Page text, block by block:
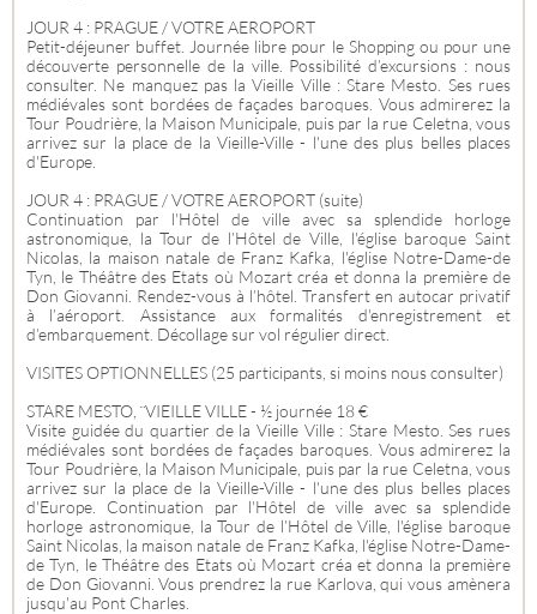
JOUR 4 : PRAGUE / VOTRE AEROPORT
Petit-déjeuner buffet. Journée libre pour le Shopping ou pour une
découverte personnelle de la ville. Possibilité d’excursions : nous
consulter. Ne manquez pas la Vieille Ville : Stare Mesto. Ses rues
médiévales sont bordées de façades baroques. Vous admirerez la
Tour Poudrière, la Maison Municipale, puis par la rue Celetna, vous
arrivez sur la place de la Vieille-Ville - l'une des plus belles places
d'Europe.
JOUR 4 : PRAGUE / VOTRE AEROPORT (suite)
Continuation par l'Hôtel de ville avec sa splendide horloge
astronomique, la Tour de l’Hôtel de Ville, l'église baroque Saint
Nicolas, la maison natale de Franz Kafka, l'église Notre-Dame-de
Tyn, le Théâtre des Etats où Mozart créa et donna la première de
Don Giovanni. Rendez-vous à l’hôtel. Transfert en autocar privatif
à l’aéroport. Assistance aux formalités d'enregistrement et
d’embarquement. Décollage sur vol régulier direct.
VISITES OPTIONNELLES (25 participants, si moins nous consulter)
STARE MESTO, ¨VIEILLE VILLE - ½ journée 18 €
Visite guidée du quartier de la Vieille Ville : Stare Mesto. Ses rues
médiévales sont bordées de façades baroques. Vous admirerez la
Tour Poudrière, la Maison Municipale, puis par la rue Celetna, vous
arrivez sur la place de la Vieille-Ville - l'une des plus belles places
d'Europe. Continuation par l'Hôtel de ville avec sa splendide
horloge astronomique, la Tour de l’Hôtel de Ville, l'église baroque
Saint Nicolas, la maison natale de Franz Kafka, l'église Notre-Dame-
de Tyn, le Théâtre des Etats où Mozart créa et donna la première
de Don Giovanni. Vous prendrez la rue Karlova, qui vous amènera
jusqu'au Pont Charles.